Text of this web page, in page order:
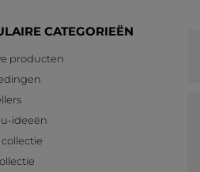
CATEGORIEËN
producten
ideeën